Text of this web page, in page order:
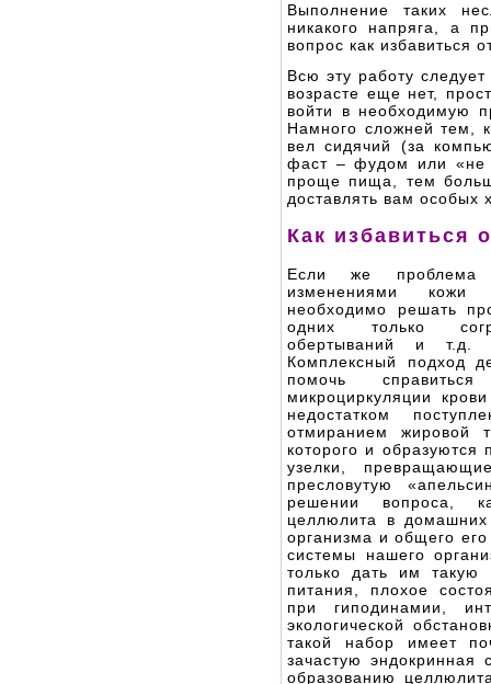
Выполнение таких
никакого напряга, а
вопрос как избавиться
Всю эту работу
возрасте еще нет,
войти в необходимую
Намного сложней тем,
вел сидячий (за
фаст – фудом или «не
проще пища, тем
доставлять вам особых
Как избавиться
Если же проблема
изменениями
необходимо решать
одних только
обертываний и
Комплексный подход
помочь
микроциркуляции
недостатком
отмиранием жировой
которого и
узелки,
пресловутую
решении вопроса,
целлюлита в
организма и общего
системы нашего
только дать им такую
питания, плохое
при гиподинамии,
экологической
такой набор имеет
зачастую
образованию